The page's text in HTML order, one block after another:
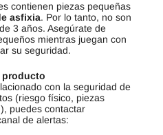
contienen piezas pequeñas
asfixia. Por lo tanto, no son
3 años. Asegúrate de
mientras juegan con
su seguridad.
producto
con la seguridad de
(riesgo físico, piezas
puedes contactar
de alertas: